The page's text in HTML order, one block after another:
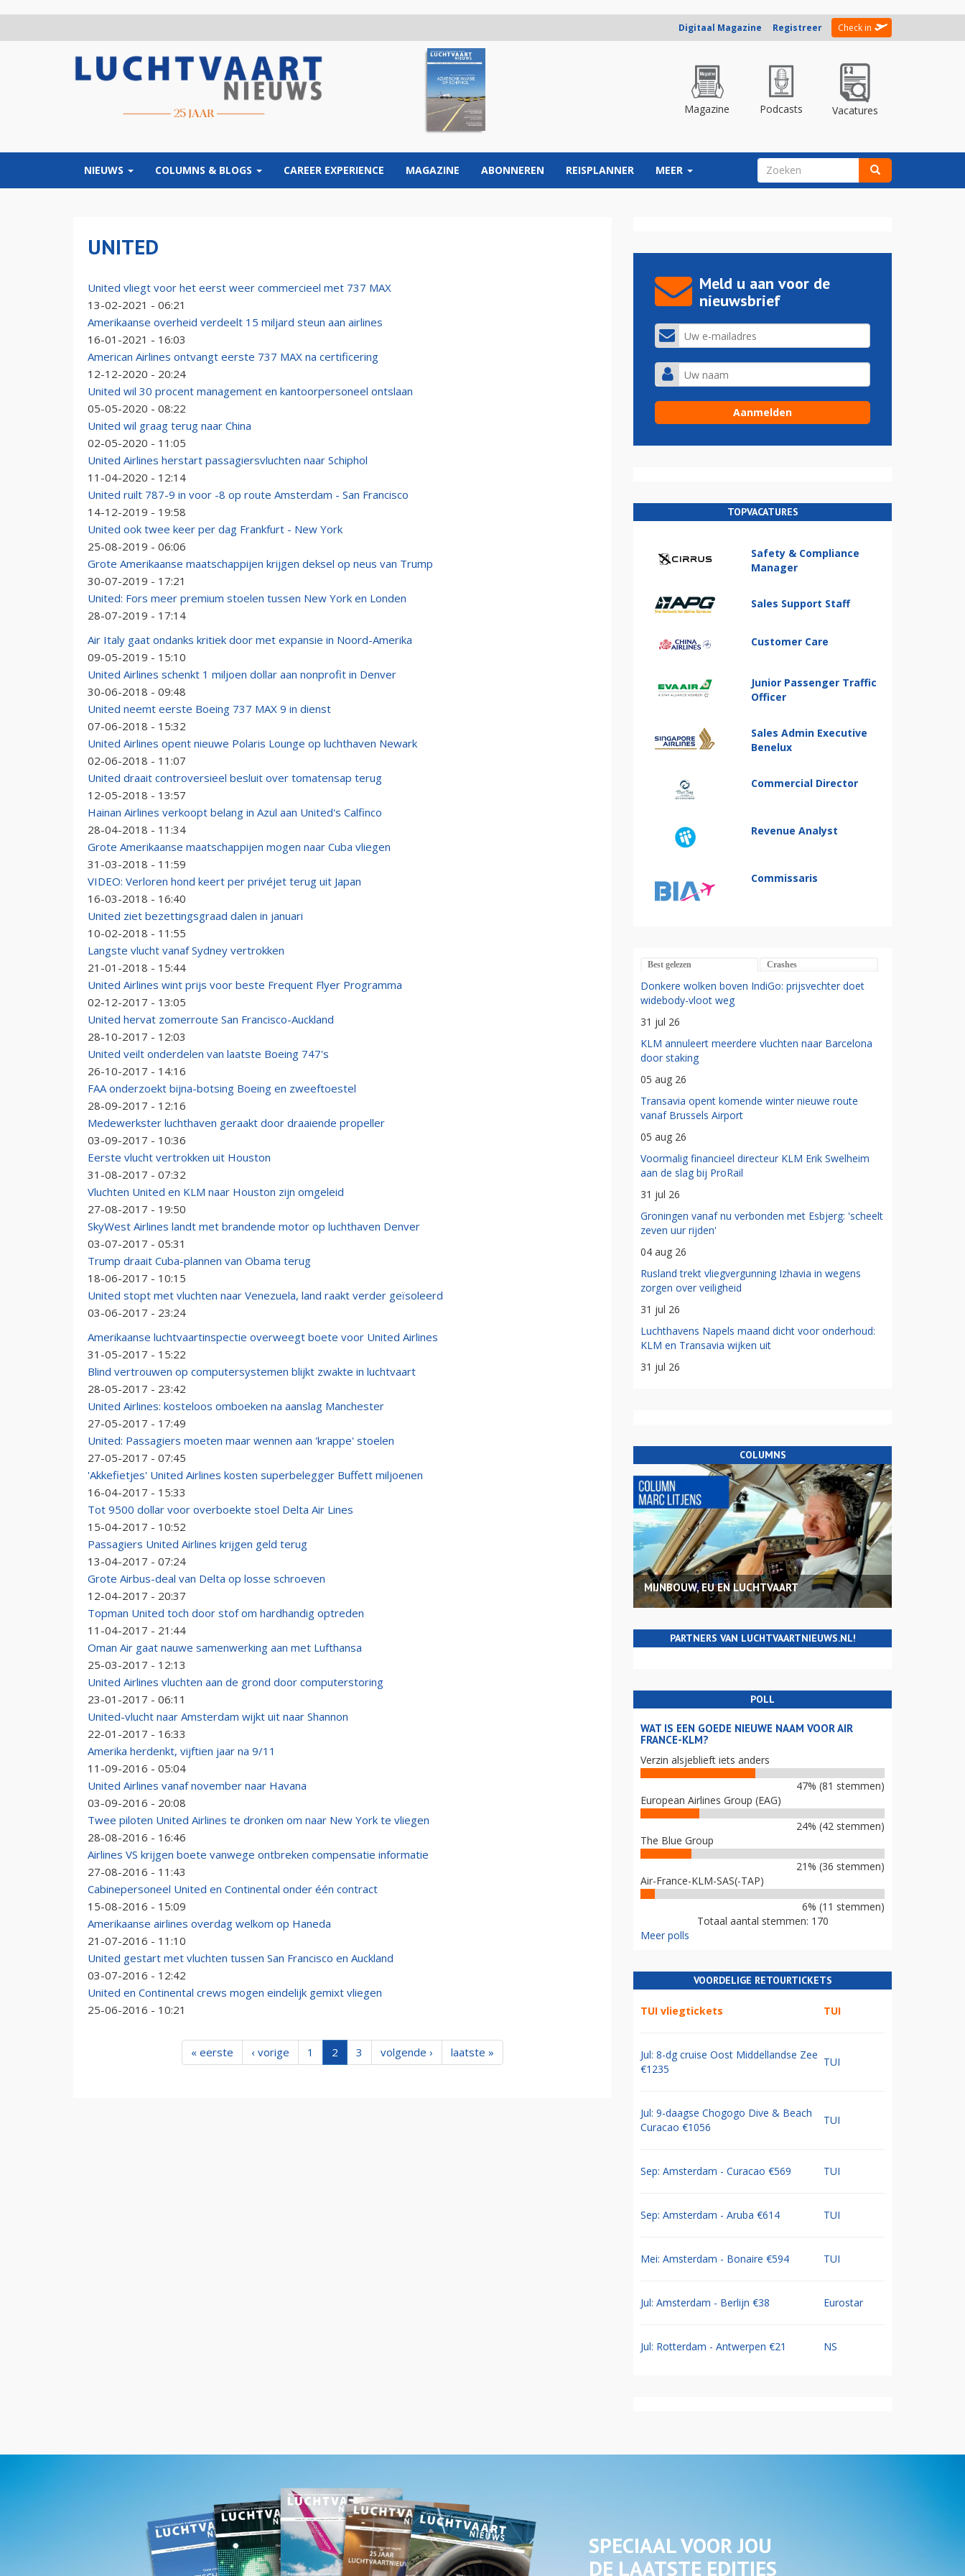
Digitaal Magazine Registreer Check in
Magazine Podcasts Vacatures
NIEUWS COLUMNS & BLOGS CAREER EXPERIENCE MAGAZINE ABONNEREN REISPLANNER MEER ZOEKVELD
UNITED
United vliegt voor het eerst weer commercieel met 737 MAX
13-02-2021 - 06:21
Amerikaanse overheid verdeelt 15 miljard steun aan airlines
16-01-2021 - 16:03
American Airlines ontvangt eerste 737 MAX na certificering
12-12-2020 - 20:24
United wil 30 procent management en kantoorpersoneel ontslaan
05-05-2020 - 08:22
United wil graag terug naar China
02-05-2020 - 11:05
United Airlines herstart passagiersvluchten naar Schiphol
11-04-2020 - 12:14
United ruilt 787-9 in voor -8 op route Amsterdam - San Francisco
14-12-2019 - 19:58
United ook twee keer per dag Frankfurt - New York
25-08-2019 - 06:06
Grote Amerikaanse maatschappijen krijgen deksel op neus van Trump
30-07-2019 - 17:21
United: Fors meer premium stoelen tussen New York en Londen
28-07-2019 - 17:14
Air Italy gaat ondanks kritiek door met expansie in Noord-Amerika
09-05-2019 - 15:10
United Airlines schenkt 1 miljoen dollar aan nonprofit in Denver
30-06-2018 - 09:48
United neemt eerste Boeing 737 MAX 9 in dienst
07-06-2018 - 15:32
United Airlines opent nieuwe Polaris Lounge op luchthaven Newark
02-06-2018 - 11:07
United draait controversieel besluit over tomatensap terug
12-05-2018 - 13:57
Hainan Airlines verkoopt belang in Azul aan United's Calfinco
28-04-2018 - 11:34
Grote Amerikaanse maatschappijen mogen naar Cuba vliegen
31-03-2018 - 11:59
VIDEO: Verloren hond keert per privéjet terug uit Japan
16-03-2018 - 16:40
United ziet bezettingsgraad dalen in januari
10-02-2018 - 11:55
Langste vlucht vanaf Sydney vertrokken
21-01-2018 - 15:44
United Airlines wint prijs voor beste Frequent Flyer Programma
02-12-2017 - 13:05
United hervat zomerroute San Francisco-Auckland
28-10-2017 - 12:03
United veilt onderdelen van laatste Boeing 747's
26-10-2017 - 14:16
FAA onderzoekt bijna-botsing Boeing en zweeftoestel
28-09-2017 - 12:16
Medewerkster luchthaven geraakt door draaiende propeller
03-09-2017 - 10:36
Eerste vlucht vertrokken uit Houston
31-08-2017 - 07:32
Vluchten United en KLM naar Houston zijn omgeleid
27-08-2017 - 19:50
SkyWest Airlines landt met brandende motor op luchthaven Denver
03-07-2017 - 05:31
Trump draait Cuba-plannen van Obama terug
18-06-2017 - 10:15
United stopt met vluchten naar Venezuela, land raakt verder geïsoleerd
03-06-2017 - 23:24
Amerikaanse luchtvaartinspectie overweegt boete voor United Airlines
31-05-2017 - 15:22
Blind vertrouwen op computersystemen blijkt zwakte in luchtvaart
28-05-2017 - 23:42
United Airlines: kosteloos omboeken na aanslag Manchester
27-05-2017 - 17:49
United: Passagiers moeten maar wennen aan 'krappe' stoelen
27-05-2017 - 07:45
'Akkefietjes' United Airlines kosten superbelegger Buffett miljoenen
16-04-2017 - 15:33
Tot 9500 dollar voor overboekte stoel Delta Air Lines
15-04-2017 - 10:52
Passagiers United Airlines krijgen geld terug
13-04-2017 - 07:24
Grote Airbus-deal van Delta op losse schroeven
12-04-2017 - 20:37
Topman United toch door stof om hardhandig optreden
11-04-2017 - 21:44
Oman Air gaat nauwe samenwerking aan met Lufthansa
25-03-2017 - 12:13
United Airlines vluchten aan de grond door computerstoring
23-01-2017 - 06:11
United-vlucht naar Amsterdam wijkt uit naar Shannon
22-01-2017 - 16:33
Amerika herdenkt, vijftien jaar na 9/11
11-09-2016 - 05:04
United Airlines vanaf november naar Havana
03-09-2016 - 20:08
Twee piloten United Airlines te dronken om naar New York te vliegen
28-08-2016 - 16:46
Airlines VS krijgen boete vanwege ontbreken compensatie informatie
27-08-2016 - 11:43
Cabinepersoneel United en Continental onder één contract
15-08-2016 - 15:09
Amerikaanse airlines overdag welkom op Haneda
21-07-2016 - 11:10
United gestart met vluchten tussen San Francisco en Auckland
03-07-2016 - 12:42
United en Continental crews mogen eindelijk gemixt vliegen
25-06-2016 - 10:21
« eerste ‹ vorige 1 2 3 volgende › laatste »
Meld u aan voor de
nieuwsbrief
TOPVACATURES
Safety & Compliance
Manager
Sales Support Staff
Customer Care
Junior Passenger Traffic
Officer
Sales Admin Executive
Benelux
Commercial Director
Revenue Analyst
Commissaris
Best gelezen Crashes
Donkere wolken boven IndiGo: prijsvechter doet
widebody-vloot weg
31 jul 26
KLM annuleert meerdere vluchten naar Barcelona
door staking
05 aug 26
Transavia opent komende winter nieuwe route
vanaf Brussels Airport
05 aug 26
Voormalig financieel directeur KLM Erik Swelheim
aan de slag bij ProRail
31 jul 26
Groningen vanaf nu verbonden met Esbjerg: 'scheelt
zeven uur rijden'
04 aug 26
Rusland trekt vliegvergunning Izhavia in wegens
zorgen over veiligheid
31 jul 26
Luchthavens Napels maand dicht voor onderhoud:
KLM en Transavia wijken uit
31 jul 26
COLUMNS
MIJNBOUW, EU EN LUCHTVAART
PARTNERS VAN LUCHTVAARTNIEUWS.NL!
POLL
WAT IS EEN GOEDE NIEUWE NAAM VOOR AIR
FRANCE-KLM?
Verzin alsjeblieft iets anders
47% (81 stemmen)
European Airlines Group (EAG)
24% (42 stemmen)
The Blue Group
21% (36 stemmen)
Air-France-KLM-SAS(-TAP)
6% (11 stemmen)
Totaal aantal stemmen: 170
Meer polls
VOORDELIGE RETOURTICKETS
TUI vliegtickets TUI
Jul: 8-dg cruise Oost Middellandse Zee
€1235
TUI
Jul: 9-daagse Chogogo Dive & Beach
Curacao €1056
TUI
Sep: Amsterdam - Curacao €569 TUI
Sep: Amsterdam - Aruba €614 TUI
Mei: Amsterdam - Bonaire €594 TUI
Jul: Amsterdam - Berlijn €38 Eurostar
Jul: Rotterdam - Antwerpen €21 NS
SPECIAAL VOOR JOU
DE LAATSTE EDITIES